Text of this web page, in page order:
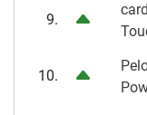
9.
10.